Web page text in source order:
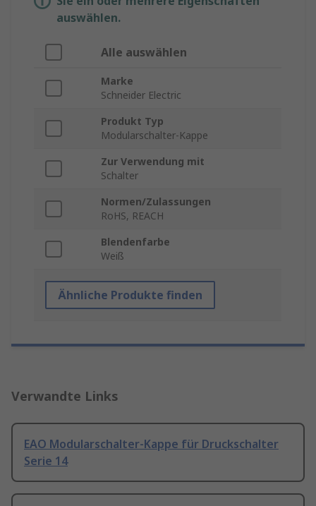
auswählen.
Alle auswählen
Marke
Schneider Electric
Produkt Typ
Modularschalter-Kappe
Zur Verwendung mit
Schalter
Normen/Zulassungen
RoHS, REACH
Blendenfarbe
Weiß
Ähnliche Produkte finden
Verwandte Links
EAO Modularschalter-Kappe für Druckschalter
Serie 14